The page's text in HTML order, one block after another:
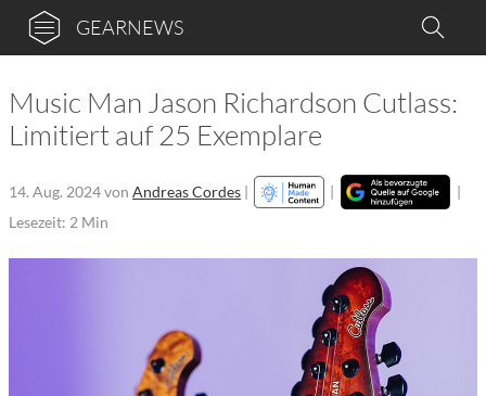
GEARNEWS
Music Man Jason Richardson Cutlass:
Limitiert auf 25 Exemplare
14. Aug. 2024von Andreas Cordes | |
|
Lesezeit: 2 Min